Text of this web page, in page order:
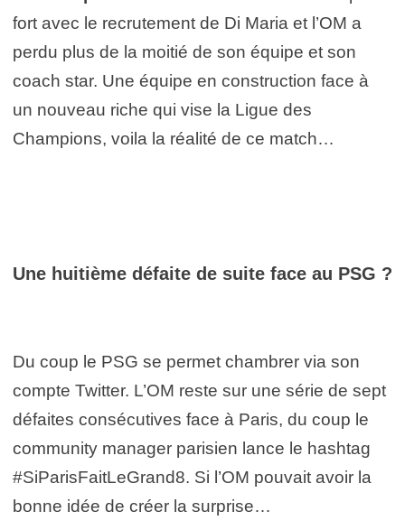
fort avec le recrutement de Di Maria et l’OM a
perdu plus de la moitié de son équipe et son
coach star. Une équipe en construction face à
un nouveau riche qui vise la Ligue des
Champions, voila la réalité de ce match…
Une huitième défaite de suite face au PSG ?
Du coup le PSG se permet chambrer via son
compte Twitter. L’OM reste sur une série de sept
défaites consécutives face à Paris, du coup le
community manager parisien lance le hashtag
#SiParisFaitLeGrand8. Si l’OM pouvait avoir la
bonne idée de créer la surprise…